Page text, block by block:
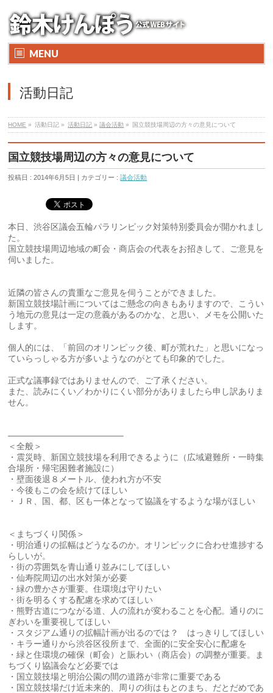
MENU
活動日記
HOME » 活動日記 » 活動日記 »議会活動 » 国立競技場周辺の方々の意見について
国立競技場周辺の方々の意見について
投稿日 : 2014年6月5日 | カテゴリー :議会活動
本日、渋谷区議会五輪パラリンピック対策特別委員会が開かれまし
た。
国立競技場周辺地域の町会・商店会の代表をお招きして、ご意見を
伺いました。
近隣の皆さんの貴重なご意見を伺うことができました。
新国立競技場計画についてはご懸念の向きもありますので、こうい
う地元の意見は一定の意義があるのかな、と思い、メモを公開いた
します。
個人的には、「前回のオリンピック後、町が荒れた」と思いになっ
ていらっしゃる方が多いようなのがとても印象的でした。
正式な議事録ではありませんので、ご了承ください。
また、読みにくい／わかりにくい部分がありましたら申し訳ありま
せん。
—————————————–
＜全般＞
・震災時、新国立競技場を利用できるように（広域避難所・一時集
合場所・帰宅困難者施設に）
・壁面後退８メートル、使われ方が不安
・今後もこの会を続けてほしい
・ＪＲ、国、都、区も一体となって協議をするような場がほしい
＜まちづくり関係＞
・明治通りの拡幅はどうなるのか。オリンピックに合わせ進捗する
らしいが。
・街の雰囲気を青山通り並みにしてほしい
・仙寿院周辺の出水対策が必要
・緑の豊かさが重要。住環境は守りたい
・街を明るくする配慮を求めてほしい
・熊野古道につながる道、人の流れが変わることを心配。通りのに
ぎわいを重要視してほしい
・スタジアム通りの拡幅計画が出るのでは？ はっきりしてほしい
・キラー通りから渋谷区役所まで、全面的に安全安心に配慮を
・緑と住環境の確保（町会）と賑わい（商店会）の調整が重要。ま
ちづくり協議会など必要では
・国立競技場と明治公園の間の道路が非常に重要である
・国立競技場だけ近未来的、周りの街はもとのまち、だとだめであ